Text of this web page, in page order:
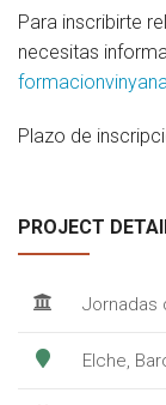
Para inscribirte
necesitas
Plazo de
PROJECT
Jornadas
Elche,